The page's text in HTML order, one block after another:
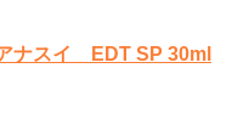
ナスイ EDT SP 30ml